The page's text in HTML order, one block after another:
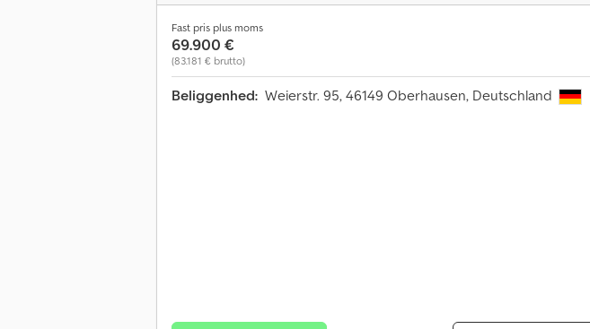
Fast pris plus moms
69.900 €
(83.181 € brutto)
Beliggenhed: Weierstr. 95, 46149 Oberhausen, Deutschland